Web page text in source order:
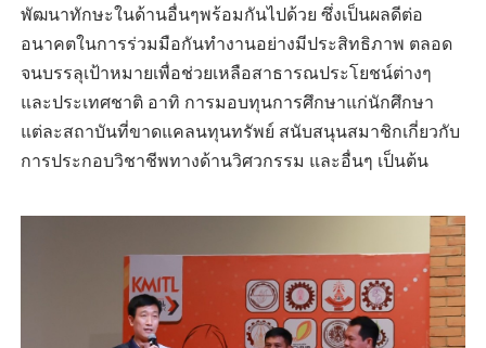
พัฒนาทักษะในด้านอื่นๆพร้อมกันไปด้วย ซึ่งเป็นผลดีต่อ
อนาคตในการร่วมมือกันทำงานอย่างมีประสิทธิภาพ ตลอด
จนบรรลุเป้าหมายเพื่อช่วยเหลือสาธารณประโยชน์ต่างๆ
และประเทศชาติ อาทิ การมอบทุนการศึกษาแก่นักศึกษา
แต่ละสถาบันที่ขาดแคลนทุนทรัพย์ สนับสนุนสมาชิกเกี่ยวกับ
การประกอบวิชาชีพทางด้านวิศวกรรม และอื่นๆ เป็นต้น